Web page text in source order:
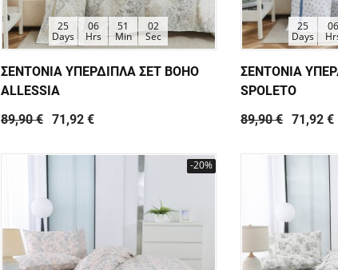
25
Days
06
Hrs
51
Min
01
Sec
ΣΕΝΤΟΝΙΑ ΥΠΕΡΔΙΠΛΑ ΣΕΤ BOHO
ALLESSIA
89,90 € 71,92 €
25
Days
06
ΣΕΝΤΟΝΙΑ
SPOLETO
89,90 € 71,92 €
-20%